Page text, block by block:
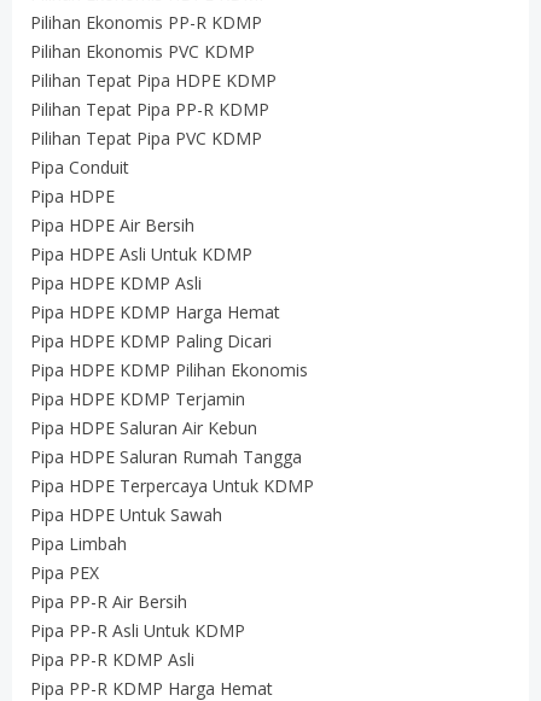
Pilihan Ekonomis PP-R KDMP
Pilihan Ekonomis PVC KDMP
Pilihan Tepat Pipa HDPE KDMP
Pilihan Tepat Pipa PP-R KDMP
Pilihan Tepat Pipa PVC KDMP
Pipa Conduit
Pipa HDPE
Pipa HDPE Air Bersih
Pipa HDPE Asli Untuk KDMP
Pipa HDPE KDMP Asli
Pipa HDPE KDMP Harga Hemat
Pipa HDPE KDMP Paling Dicari
Pipa HDPE KDMP Pilihan Ekonomis
Pipa HDPE KDMP Terjamin
Pipa HDPE Saluran Air Kebun
Pipa HDPE Saluran Rumah Tangga
Pipa HDPE Terpercaya Untuk KDMP
Pipa HDPE Untuk Sawah
Pipa Limbah
Pipa PEX
Pipa PP-R Air Bersih
Pipa PP-R Asli Untuk KDMP
Pipa PP-R KDMP Asli
Pipa PP-R KDMP Harga Hemat